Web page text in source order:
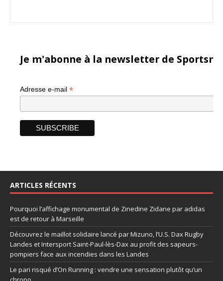
Je m'abonne à la newsletter de
Adresse e-mail *
ARTICLES RÉCENTS
Pourquoi l’affichage monumental de Zinedine Zidane par adidas
est de retour à Marseille
Découvrez le maillot solidaire lancé par Mizuno, l’U.S. Dax Rugby
Landes et Intersport Saint-Paul-lès-Dax au profit des sapeurs-
pompiers face aux incendies dans les Landes
Le pari risqué d’On Running : vendre une sensation plutôt qu’un